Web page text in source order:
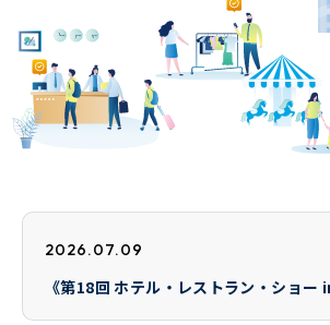
2026.07.09